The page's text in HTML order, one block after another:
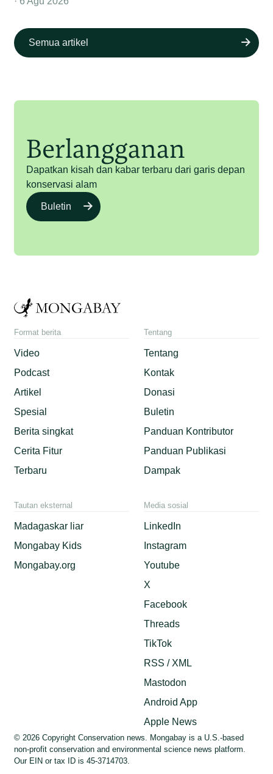
Semua artikel
Berlangganan
Dapatkan kisah dan kabar terbaru dari garis depan
konservasi alam
Buletin
Format berita
Video
Podcast
Artikel
Spesial
Berita singkat
Cerita Fitur
Terbaru
Tentang
Tentang
Kontak
Donasi
Buletin
Panduan Kontributor
Panduan Publikasi
Dampak
Tautan eksternal
Madagaskar liar
Mongabay Kids
Mongabay.org
Media sosial
LinkedIn
Instagram
Youtube
X
Facebook
Threads
TikTok
RSS / XML
Mastodon
Android App
Apple News
© 2026 Copyright Conservation news. Mongabay is a U.S.-based
non-profit conservation and environmental science news platform.
Our EIN or tax ID is 45-3714703.